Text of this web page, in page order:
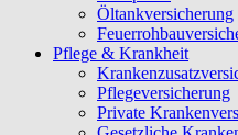
Öltankversicherung
Pflege & Krankheit
Pflegeversicherung
Private